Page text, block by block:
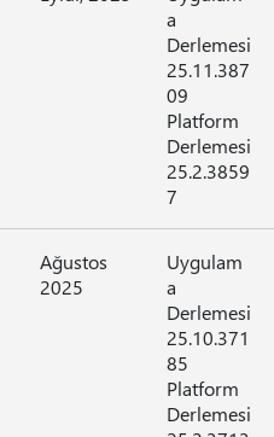
a
Derlemesi
25.11.387
09
Platform
Derlemesi
25.2.3859
7
Ağustos
2025
Uygulam
a
Derlemesi
25.10.371
85
Platform
Derlemesi